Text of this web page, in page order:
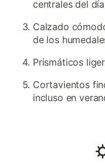
centrales del día
Calzado
de los
Prismáticos
Cortavientos
incluso en